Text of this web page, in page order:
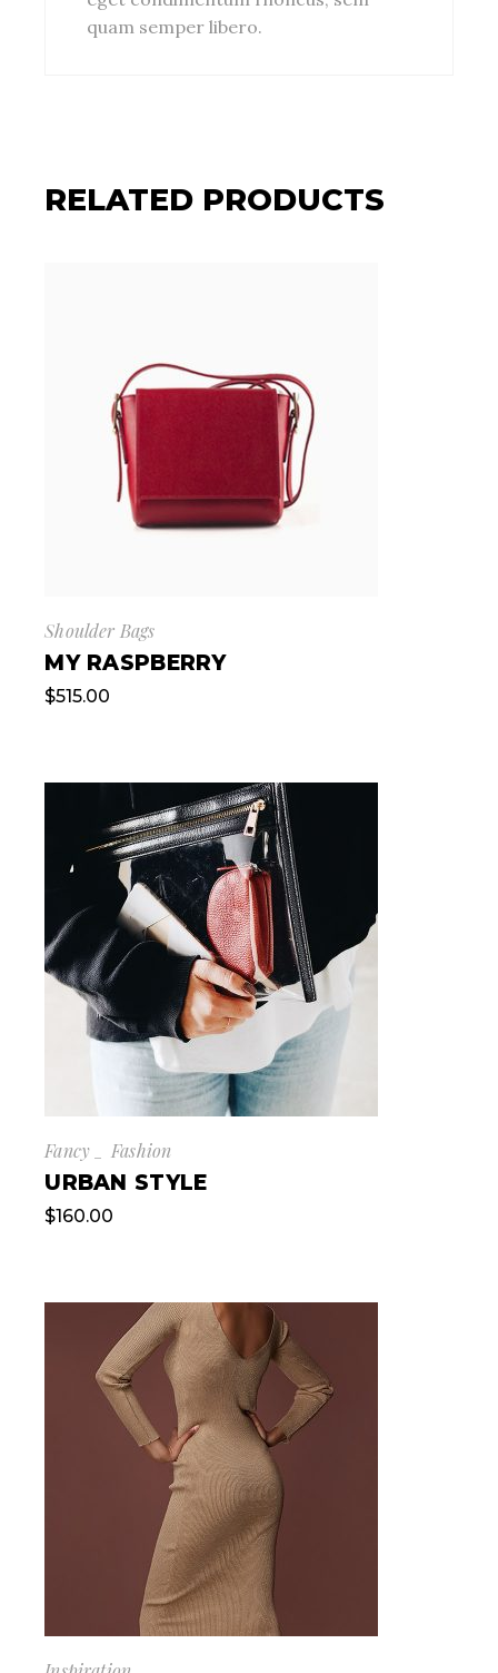
quam semper libero.
RELATED PRODUCTS
Shoulder Bags
MY RASPBERRY
$515.00
Fancy Fashion
URBAN STYLE
$160.00